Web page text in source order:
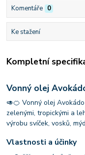
Komentáře 0
Ke stažení
Kompletní
Vonný olej
🥑🍊 Vonný olej
zelenými, tropickými a
výrobu svíček, vosků,
Vlastnosti a účinky